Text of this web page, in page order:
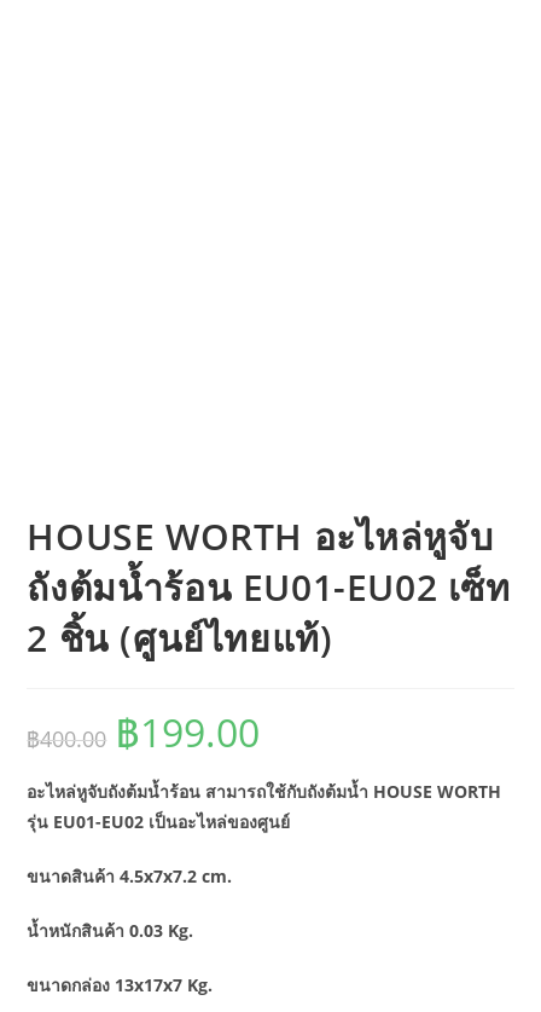
HOUSE WORTH อะไหล่หูจับ
ถังต้มน้ำร้อน EU01-EU02 เซ็ท
2 ชิ้น (ศูนย์ไทยแท้)
฿400.00
Original
price
was:
฿199.00
อะไหล่หูจับถังต้มน้ำร้อน สามารถใช้กับถังต้มน้ำ HOUSE WORTH
รุ่น EU01-EU02 เป็นอะไหล่ของศูนย์
ขนาดสินค้า 4.5x7x7.2 cm.
น้ำหนักสินค้า 0.03 Kg.
ขนาดกล่อง 13x17x7 Kg.